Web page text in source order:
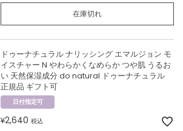
在庫切れ
ドゥーナチュラル ナリッシング エマルジョン モ
イスチャー N やわらかくなめらか つや肌 うるお
い 天然保湿成分 do natural ドゥーナチュラル
正規品 ギフト可
日付指定可
¥2,640 税込